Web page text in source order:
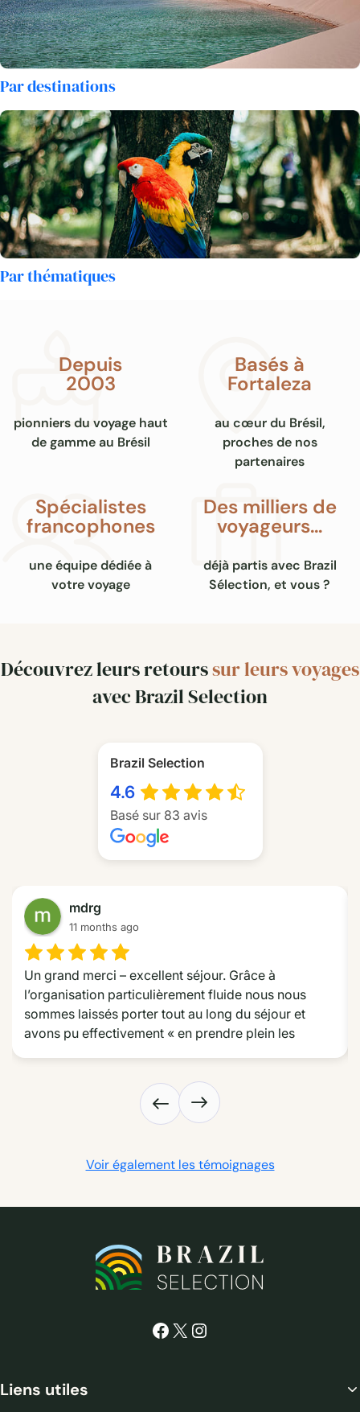
Par destinations
Par thématiques
Depuis
2003
pionniers du voyage haut
de gamme au Brésil
Basés à
Fortaleza
au cœur du Brésil,
proches de nos
partenaires
Spécialistes
francophones
une équipe dédiée à
votre voyage
Des milliers de
voyageurs…
déjà partis avec Brazil
Sélection, et vous ?
Découvrez leurs retourssur leurs voyages
avec Brazil Selection
Brazil Selection
4.6
Basé sur 83 avis
mdrg
11 months ago
Un grand merci – excellent séjour. Grâce à
l’organisation particulièrement fluide nous nous
sommes laissés porter tout au long du séjour et
avons pu effectivement « en prendre plein les
choix d’hôtel très différents les uns des autres mais
dont le choix était toujours très pertinent, l’excursion
sur le delta et les jonctions et trajets très efficaces.
demandes particulières.
Voir également les témoignages
Facebook
X Instagram
Liens utiles